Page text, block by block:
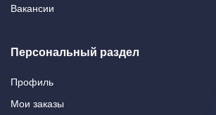
Вакансии
Персональный раздел
Профиль
Мои заказы